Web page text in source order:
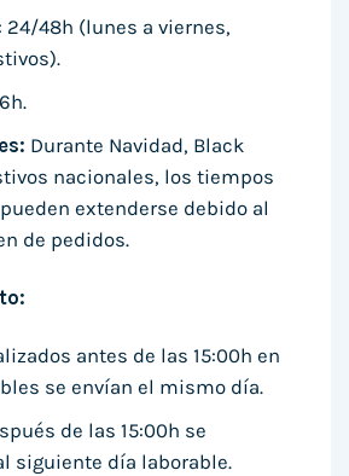
: 24/48h (lunes a viernes,
Durante Navidad, Black
nacionales, los tiempos
extenderse debido al
de pedidos.
antes de las 15:00h en
se envían el mismo día.
de las 15:00h se
siguiente día laborable.